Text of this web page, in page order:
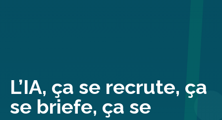
L’IA, ça se recrute, ça
se briefe, ça se